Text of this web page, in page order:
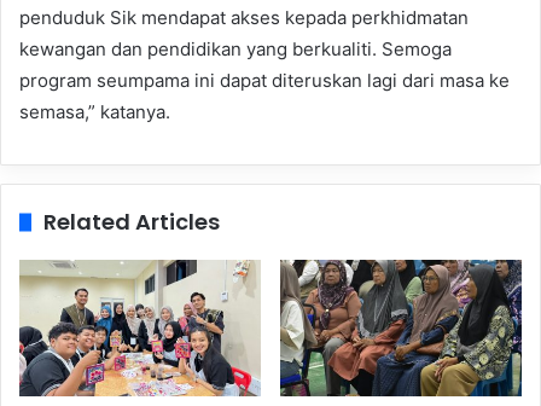
penduduk Sik mendapat akses kepada perkhidmatan
kewangan dan pendidikan yang berkualiti. Semoga
program seumpama ini dapat diteruskan lagi dari masa ke
semasa,” katanya.
Related Articles